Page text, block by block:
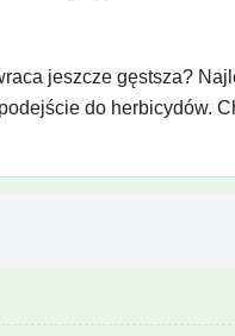
jeszcze gęstsza?
do herbicydów.